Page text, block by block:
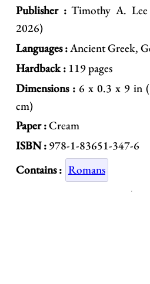
Publisher :Timothy A. Lee
2026)
Languages :Ancient Greek,
Hardback :119 pages
Dimensions :6 x 0.3 x 9 in
cm)
Paper :Cream
ISBN :978-1-83651-347-6
Contains : Romans